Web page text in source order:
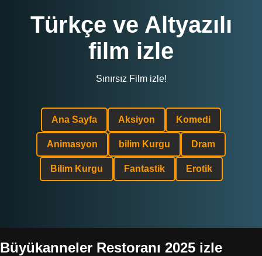
Türkçe ve Altyazılı
film izle
Sınırsız Film izle!
Ana Sayfa Aksiyon Komedi
Animasyon bilim Kurgu Dram
Bilim Kurgu Fantastik Erotik
Büyükanneler Restoranı 2025 izle